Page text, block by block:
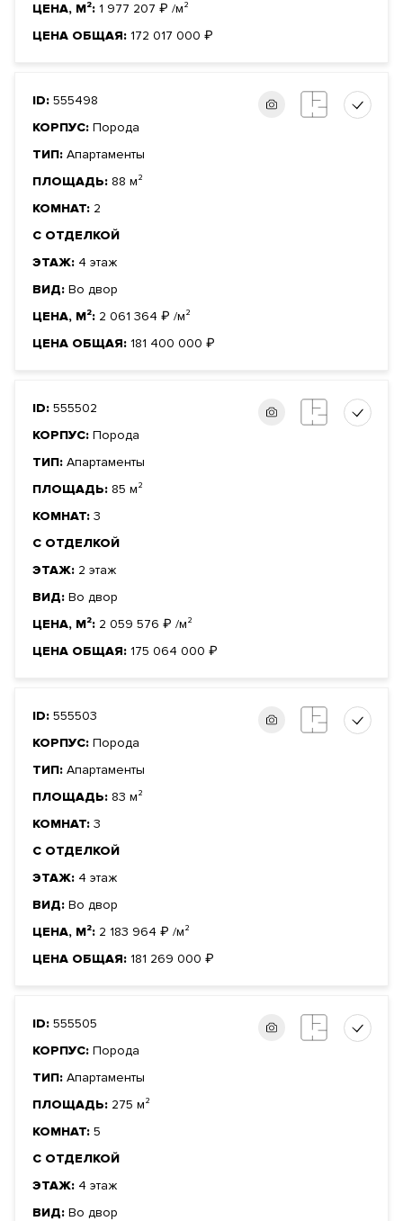
ЦЕНА, М²: 1 977 207 ₽ /м²
ЦЕНА ОБЩАЯ: 172 017 000 ₽
ID: 555498
КОРПУС: Порода
ТИП: Апартаменты
ПЛОЩАДЬ: 88 м²
КОМНАТ: 2
С ОТДЕЛКОЙ
ЭТАЖ: 4 этаж
ВИД: Во двор
ЦЕНА, М²: 2 061 364 ₽ /м²
ЦЕНА ОБЩАЯ: 181 400 000 ₽
ID: 555502
КОРПУС: Порода
ТИП: Апартаменты
ПЛОЩАДЬ: 85 м²
КОМНАТ: 3
С ОТДЕЛКОЙ
ЭТАЖ: 2 этаж
ВИД: Во двор
ЦЕНА, М²: 2 059 576 ₽ /м²
ЦЕНА ОБЩАЯ: 175 064 000 ₽
ID: 555503
КОРПУС: Порода
ТИП: Апартаменты
ПЛОЩАДЬ: 83 м²
КОМНАТ: 3
С ОТДЕЛКОЙ
ЭТАЖ: 4 этаж
ВИД: Во двор
ЦЕНА, М²: 2 183 964 ₽ /м²
ЦЕНА ОБЩАЯ: 181 269 000 ₽
ID: 555505
КОРПУС: Порода
ТИП: Апартаменты
ПЛОЩАДЬ: 275 м²
КОМНАТ: 5
С ОТДЕЛКОЙ
ЭТАЖ: 4 этаж
ВИД: Во двор